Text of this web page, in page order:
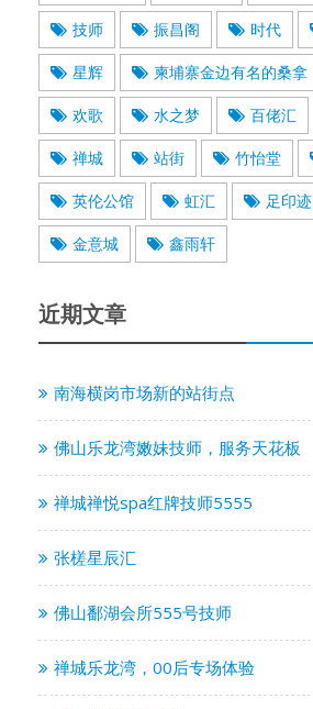
技师 振昌阁 时代
星辉 柬埔寨金边有名的桑拿
欢歌 水之梦 百佬汇
禅城 站街 竹怡堂
英伦公馆 虹汇 足印迹
金意城 鑫雨轩
近期文章
南海横岗市场新的站街点
佛山乐龙湾嫩妹技师，服务天花板
禅城禅悦spa红牌技师5555
张槎星辰汇
佛山鄱湖会所555号技师
禅城乐龙湾，00后专场体验